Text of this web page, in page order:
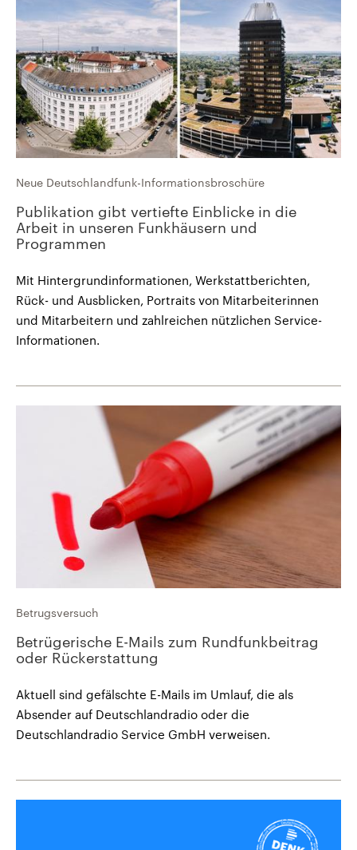
Neue Deutschlandfunk-Informationsbroschüre
Publikation gibt vertiefte Einblicke in die
Arbeit in unseren Funkhäusern und
Programmen
Mit Hintergrundinformationen, Werkstattberichten,
Rück- und Ausblicken, Portraits von Mitarbeiterinnen
und Mitarbeitern und zahlreichen nützlichen Service-
Informationen.
Betrugsversuch
Betrügerische E-Mails zum Rundfunkbeitrag
oder Rückerstattung
Aktuell sind gefälschte E-Mails im Umlauf, die als
Absender auf Deutschlandradio oder die
Deutschlandradio Service GmbH verweisen.